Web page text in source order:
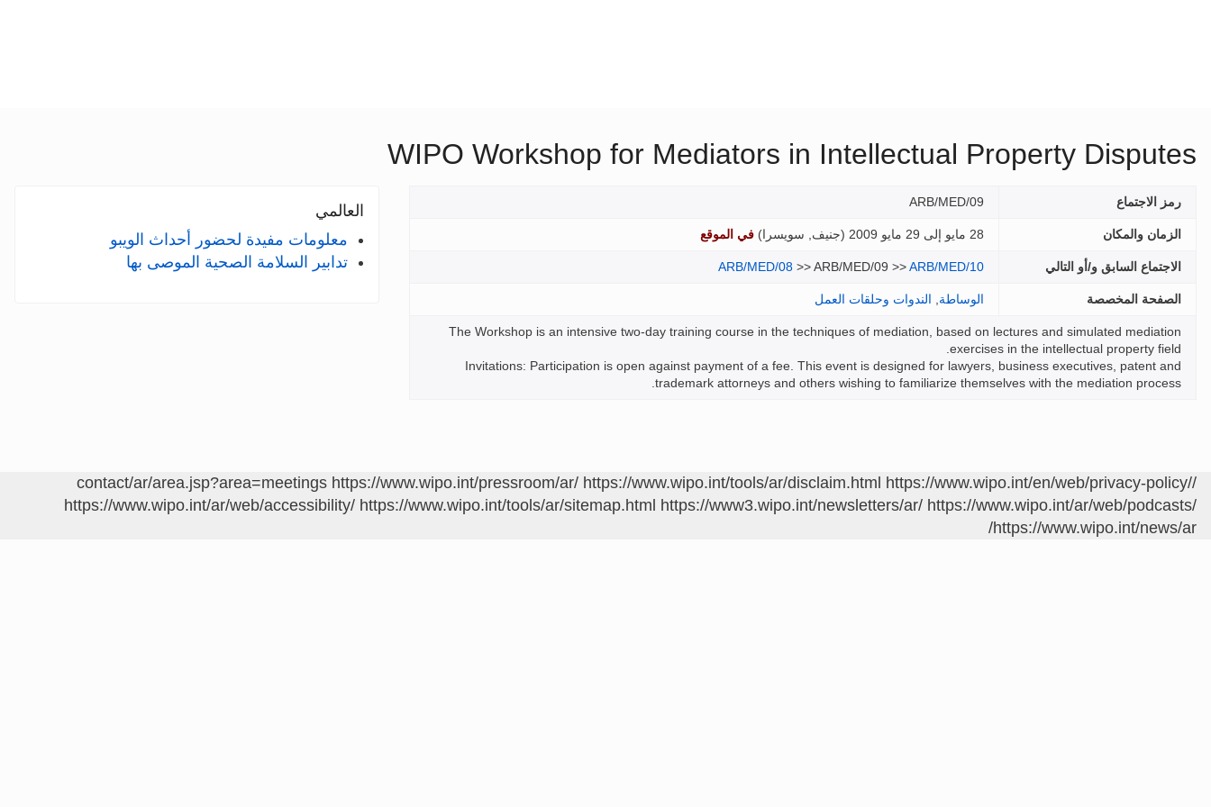
WIPO Workshop for Mediators in Intellectual Property Disputes
رمز الاجتماع ARB/MED/09
الزمان والمكان 28 مايو إلى 29 مايو 2009 ( جنيف, سويسرا) في الموقع
الاجتماع السابق و/أو التالي ARB/MED/08 >> ARB/MED/09 >>ARB/MED/10
الصفحة المخصصة الوساطة الندوات وحلقات العمل
The Workshop is an intensive two-day training course in the techniques of mediation, based on lectures and simulated mediation
exercises in the intellectual property field.
Invitations: Participation is open against payment of a fee. This event is designed for lawyers, business executives, patent and
trademark attorneys and others wishing to familiarize themselves with the mediation process.
العالمي
معلومات مفيدة لحضور أحداث الويبو
تدابير السلامة الصحية الموصى بها
/contact/ar/area.jsp?area=meetings
https://www.wipo.int/pressroom/ar/ https://www.wipo.int/tools/ar/disclaim.html https://www.wipo.int/en/web/privacy-policy/
https://www.wipo.int/ar/web/accessibility/ https://www.wipo.int/tools/ar/sitemap.html https://www3.wipo.int/newsletters/ar/ https://www.wipo.int/ar/web/podcasts/
https://www.wipo.int/news/ar/